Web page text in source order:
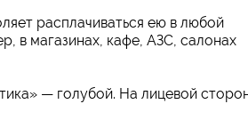
расплачиваться ею в любой
в магазинах, кафе, АЗС, салонах
— голубой. На лицевой